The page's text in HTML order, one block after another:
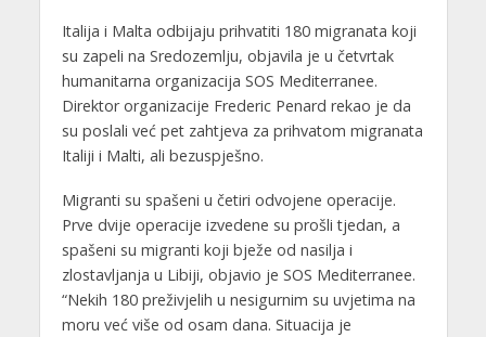
Italija i Malta odbijaju prihvatiti 180 migranata koji
su zapeli na Sredozemlju, objavila je u četvrtak
humanitarna organizacija SOS Mediterranee.
Direktor organizacije Frederic Penard rekao je da
su poslali već pet zahtjeva za prihvatom migranata
Italiji i Malti, ali bezuspješno.
Migranti su spašeni u četiri odvojene operacije.
Prve dvije operacije izvedene su prošli tjedan, a
spašeni su migranti koji bježe od nasilja i
zlostavljanja u Libiji, objavio je SOS Mediterranee.
“Nekih 180 preživjelih u nesigurnim su uvjetima na
moru već više od osam dana. Situacija je